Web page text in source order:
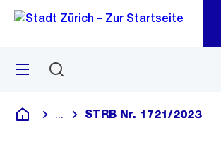
Navigation
Sprunglink
Menü
Deutsch
Blende alle Breadcrumbs ein
STRB Nr. 1721/2023